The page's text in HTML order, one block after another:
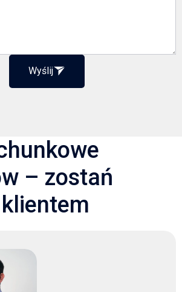
Wyślij
– zostań